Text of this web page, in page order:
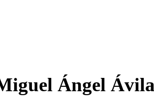
Ángel